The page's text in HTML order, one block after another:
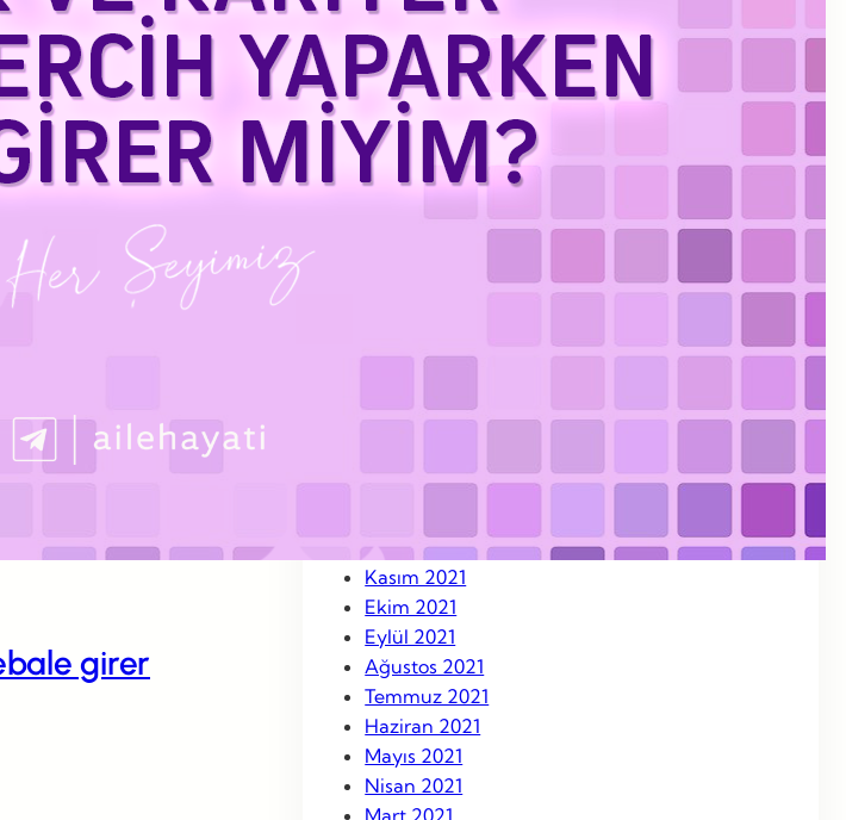
girer
Kasım 2023
Eylül 2023
Ağustos 2023
Temmuz 2023
Haziran 2023
Mayıs 2023
Mart 2023
Haziran 2022
Nisan 2022
Aralık 2021
Kasım 2021
Ekim 2021
Eylül 2021
Ağustos 2021
Temmuz 2021
Haziran 2021
Mayıs 2021
Nisan 2021
Mart 2021